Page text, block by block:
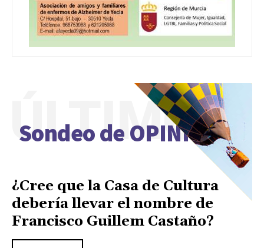
Sondeo de OPINIÓN
ÚLTIMO
¿Cree que la Casa de Cultura
debería llevar el nombre de
Francisco Guillem Castaño?